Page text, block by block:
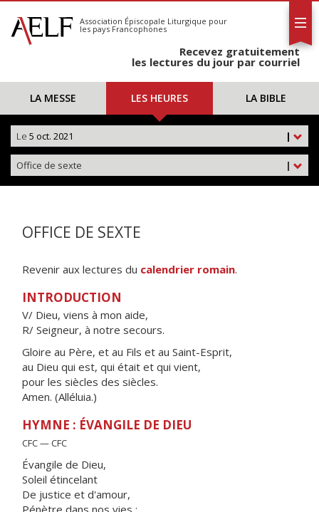
S'abonner
Calendrier
Association Épiscopale Liturgique pour
les pays Francophones
Recevez gratuitement
les lectures du jour par courriel
LA MESSE LES HEURES LA BIBLE
|
Le 5 oct. 2021
|
Office de sexte
OFFICE DE SEXTE
Revenir aux lectures du calendrier romain.
INTRODUCTION
V/ Dieu, viens à mon aide,
R/ Seigneur, à notre secours.
Gloire au Père, et au Fils et au Saint-Esprit,
au Dieu qui est, qui était et qui vient,
pour les siècles des siècles.
Amen. (Alléluia.)
HYMNE : ÉVANGILE DE DIEU
CFC — CFC
Évangile de Dieu,
Soleil étincelant
De justice et d'amour,
Pénètre dans nos vies ;